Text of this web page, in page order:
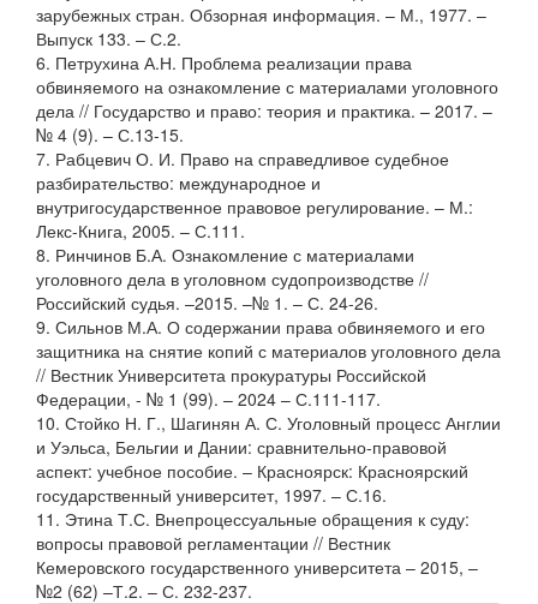
зарубежных стран. Обзорная информация. – М., 1977. –
Выпуск 133. – С.2.
6. Петрухина А.Н. Проблема реализации права
обвиняемого на ознакомление с материалами уголовного
дела // Государство и право: теория и практика. – 2017. –
№ 4 (9). – С.13-15.
7. Рабцевич О. И. Право на справедливое судебное
разбирательство: международное и
внутригосударственное правовое регулирование. – М.:
Лекс-Книга, 2005. – С.111.
8. Ринчинов Б.А. Ознакомление с материалами
уголовного дела в уголовном судопроизводстве //
Российский судья. –2015. –№ 1. – С. 24-26.
9. Сильнов М.А. О содержании права обвиняемого и его
защитника на снятие копий с материалов уголовного дела
// Вестник Университета прокуратуры Российской
Федерации, - № 1 (99). – 2024 – С.111-117.
10. Стойко Н. Г., Шагинян А. С. Уголовный процесс Англии
и Уэльса, Бельгии и Дании: сравнительно-правовой
аспект: учебное пособие. – Красноярск: Красноярский
государственный университет, 1997. – С.16.
11. Этина Т.С. Внепроцессуальные обращения к суду:
вопросы правовой регламентации // Вестник
Кемеровского государственного университета – 2015, –
№2 (62) –Т.2. – С. 232-237.